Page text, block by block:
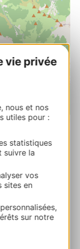
vie privée
nous et nos
utiles pour :
statistiques
suivre la
vos
sites en
sur notre
OpenStreetMap contributors
de Tarascon-
Caougno
BAINS